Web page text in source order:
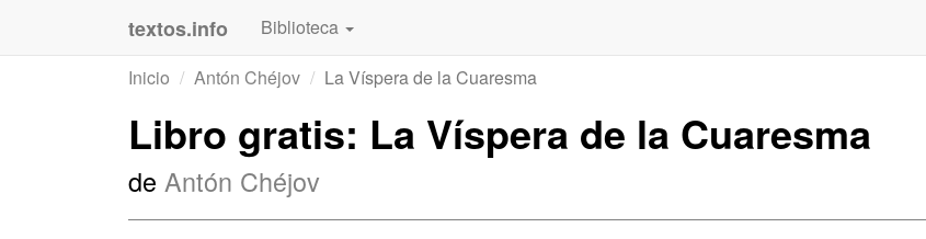
textos.info Biblioteca
Inicio
Antón Chéjov La Víspera de la Cuaresma
Libro gratis: La Víspera de la Cuaresma
de Antón Chéjov